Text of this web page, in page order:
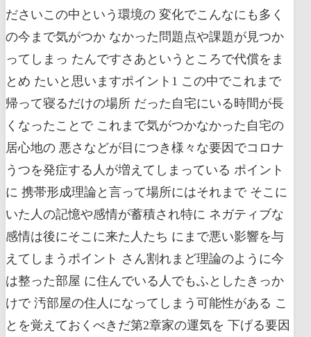
ださいこの中という環境の 変化でこんなにも多く
の今まで気がつか なかった問題点や課題が見つか
ってしまっ たんですさあというところで代償をま
とめ たいと思いますポイント1 この中でこれまで
帰って寝るだけの場所 だった自宅にいる時間が長
くなったことで これまで気がつかなかった自宅の
居心地の 悪さなどが目につき様々な要因でコロナ
うつを発症する人が増えてしまっている ポイント
に 携帯形成理論と言って場所にはそれまで そこに
いた人の記憶や感情が蓄積され特に ネガティブな
感情は後にそこに来た人たち にまで悪い影響を与
えてしまうポイント さん割れまど理論のように今
は整った部屋 に住んでいる人でもふとしたきっか
けで 汚部屋の住人になってしまう可能性がある こ
とを覚えておくべきだ第2章家の運気を 下げる要因